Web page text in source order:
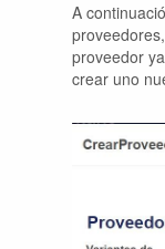
A
proveedor
crear uno